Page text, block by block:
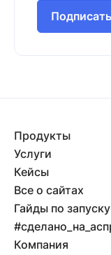
Продукты
Услуги
Кейсы
Все о сайтах
Гайды по запуску
Компания